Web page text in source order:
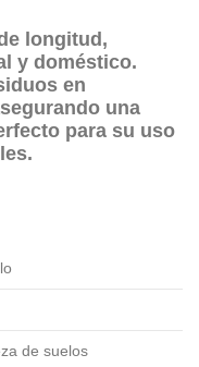
longitud ,
y doméstico.
en
una
para su uso
.
de suelos